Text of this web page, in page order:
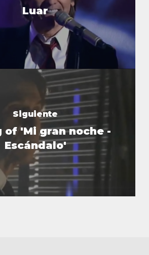
Luar
Siguiente
of 'Mi gran noche -
Escándalo'